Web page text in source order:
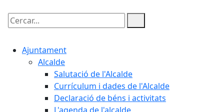
Cercar:
Ajuntament
Alcalde
Salutació de l'Alcalde
Currículum i dades de l'Alcalde
Declaració de béns i activitats